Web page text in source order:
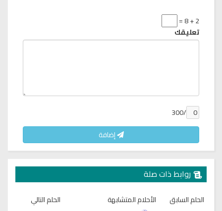
2 + 8 =
تعليقك
/300
إضافة
روابط ذات صلة
الحلم السابق
الأحلام المتشابهة
الحلم التالي